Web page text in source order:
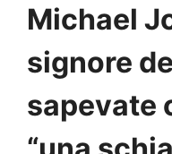
Michael
signore
sapevate